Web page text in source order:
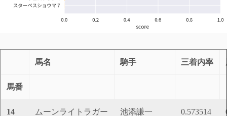
馬名 騎手 三着内率
馬番
14 ムーンライトラガー 池添謙一 0.573514